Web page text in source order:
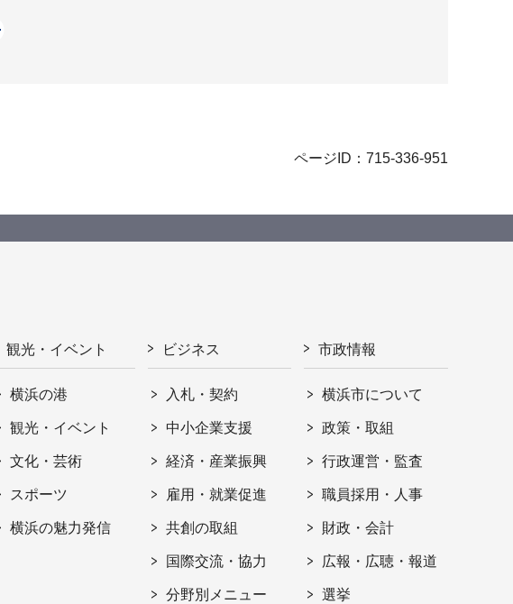
ページID：715-336-951
観光・イベント
横浜の港
観光・イベント
文化・芸術
スポーツ
横浜の魅力発信
ビジネス
入札・契約
中小企業支援
経済・産業振興
雇用・就業促進
共創の取組
国際交流・協力
分野別メニュー
市政情報
横浜市について
政策・取組
行政運営・監査
職員採用・人事
財政・会計
広報・広聴・報道
選挙